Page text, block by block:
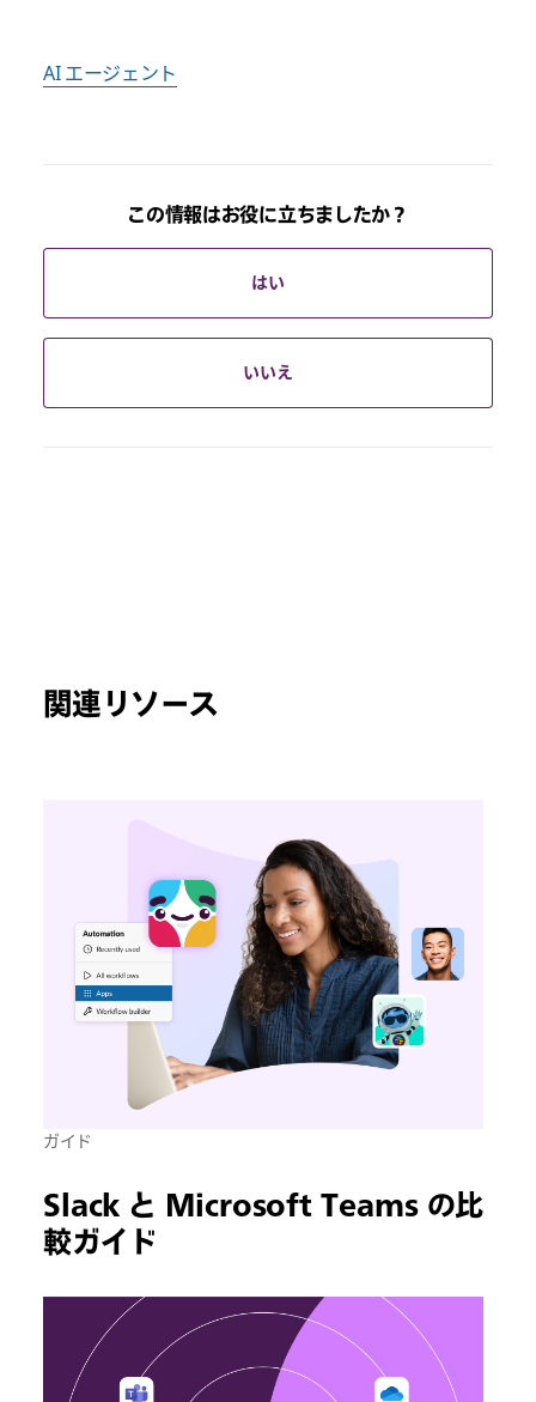
AI エージェント
この情報はお役に立ちましたか？
はい
いいえ
関連リソース
ガイド
Slack と Microsoft Teams の比
較ガイド